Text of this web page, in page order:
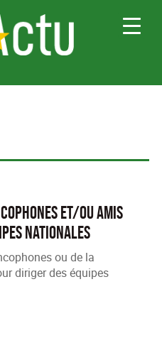
et/ou amis
Nationales
ou de la
diriger des équipes